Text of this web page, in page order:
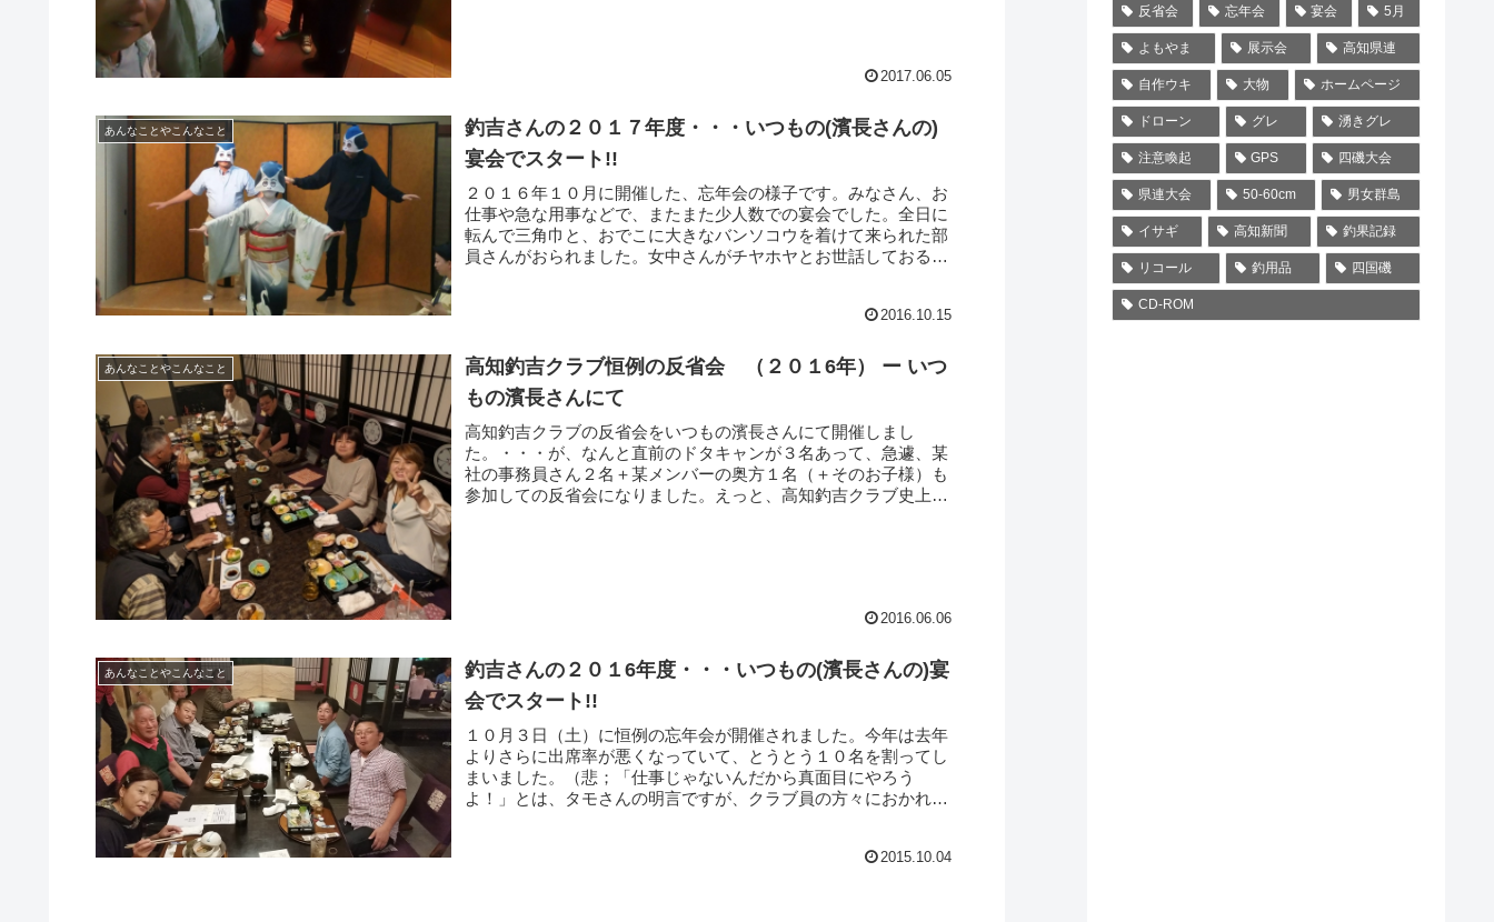
2017.06.05
あんなことやこんなこと
釣吉さんの２０１７年度・・・いつもの(濱長さんの)
宴会でスタート!!
２０１６年１０月に開催した、忘年会の様子です。みなさん、お
仕事や急な用事などで、またまた少人数での宴会でした。全日に
転んで三角巾と、おでこに大きなバンソコウを着けて来られた部
員さんがおられました。女中さんがチヤホヤとお世話しておるの
2016.10.15
あんなことやこんなこと
高知釣吉クラブ恒例の反省会 （２０１6年） ー いつ
もの濱長さんにて
高知釣吉クラブの反省会をいつもの濱長さんにて開催しまし
た。・・・が、なんと直前のドタキャンが３名あって、急遽、某
社の事務員さん２名＋某メンバーの奥方１名（＋そのお子様）も
参加しての反省会になりました。えっと、高知釣吉クラブ史上最
2016.06.06
あんなことやこんなこと
釣吉さんの２０１6年度・・・いつもの(濱長さんの)宴
会でスタート!!
１０月３日（土）に恒例の忘年会が開催されました。今年は去年
よりさらに出席率が悪くなっていて、とうとう１０名を割ってし
まいました。（悲；「仕事じゃないんだから真面目にやろう
よ！」とは、タモさんの明言ですが、クラブ員の方々におかれま
2015.10.04
反省会 忘年会 宴会 5月
よもやま 展示会 高知県連
自作ウキ 大物 ホームページ
ドローン グレ 湧きグレ
注意喚起 GPS 四磯大会
県連大会 50-60cm 男女群島
イサギ 高知新聞 釣果記録
リコール 釣用品 四国磯
CD-ROM